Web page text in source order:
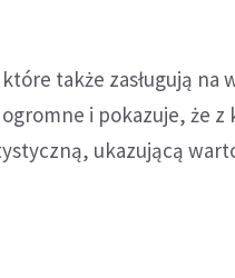
także zasługują na
i pokazuje, że z
ukazującą